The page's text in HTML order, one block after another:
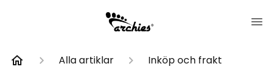
Alla artiklar
Inköp och frakt